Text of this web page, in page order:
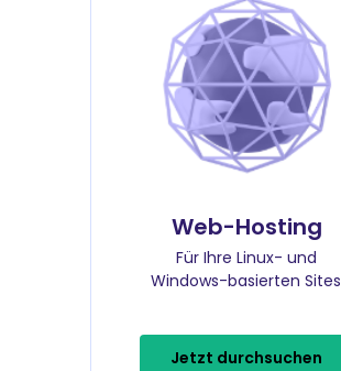
Web-Hosting
Für Ihre Linux- und
Windows-basierten Sites
Jetzt durchsuchen